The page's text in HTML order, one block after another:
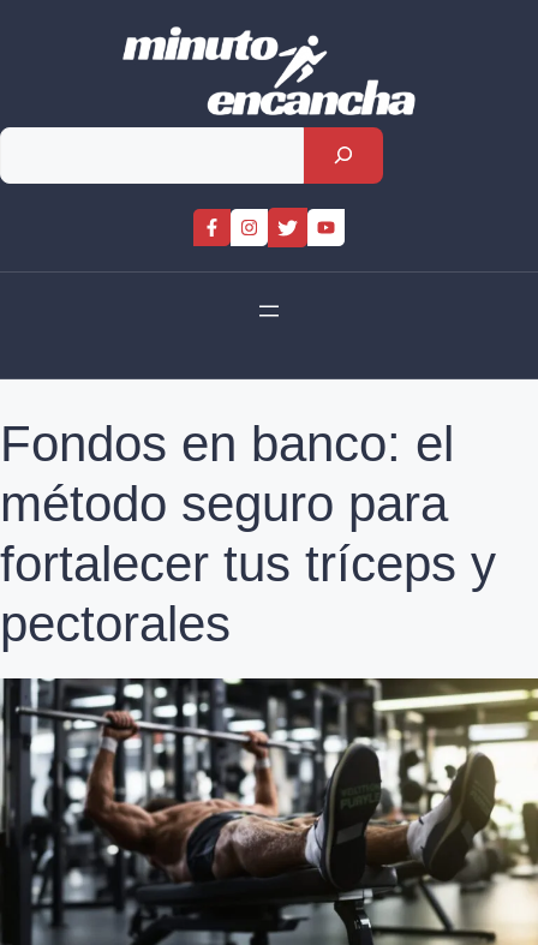
Rechercher
Fondos en banco: el
método seguro para
fortalecer tus tríceps y
pectorales